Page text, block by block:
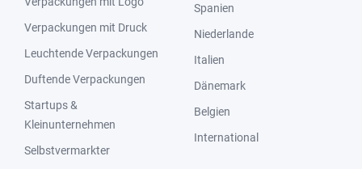
Verpackungen mit Druck
Leuchtende Verpackungen
Duftende Verpackungen
Startups &
Kleinunternehmen
Selbstvermarkter
Spanien
Niederlande
Italien
Dänemark
Belgien
International